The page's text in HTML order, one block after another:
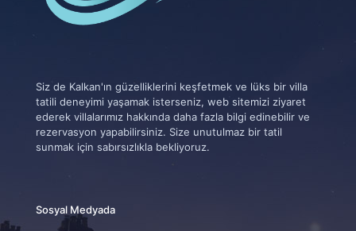
Siz de Kalkan'ın güzelliklerini keşfetmek ve lüks bir villa
tatili deneyimi yaşamak isterseniz, web sitemizi ziyaret
ederek villalarımız hakkında daha fazla bilgi edinebilir ve
rezervasyon yapabilirsiniz. Size unutulmaz bir tatil
sunmak için sabırsızlıkla bekliyoruz.
Sosyal Medyada